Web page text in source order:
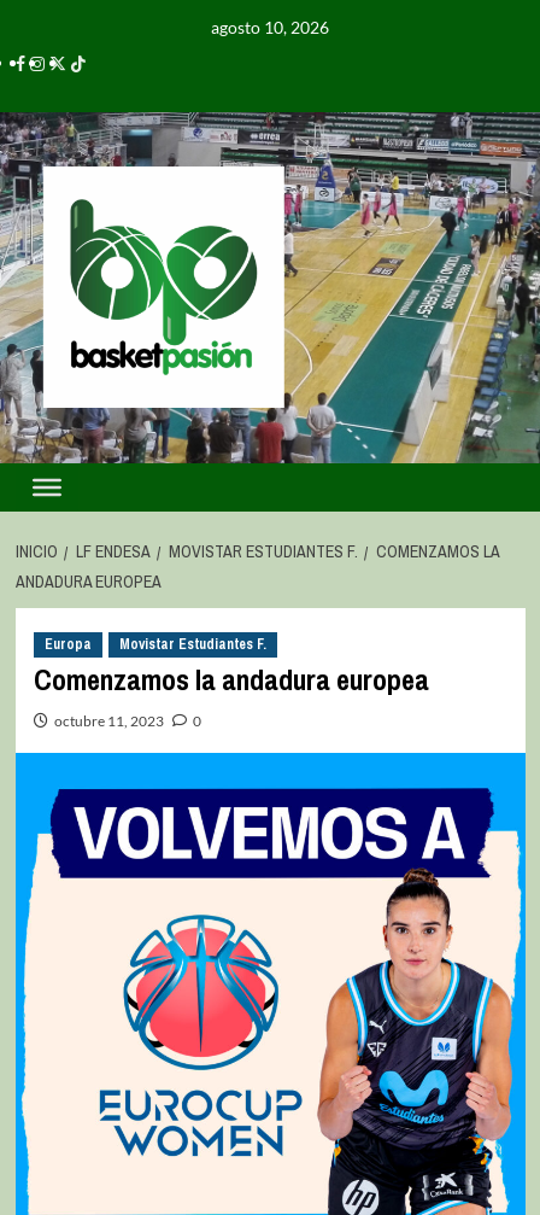
agosto 10, 2026
INICIO LF ENDESA MOVISTAR ESTUDIANTES F.
COMENZAMOS LA
ANDADURA EUROPEA
Europa Movistar Estudiantes F.
Comenzamos la andadura europea
octubre 11, 2023 0